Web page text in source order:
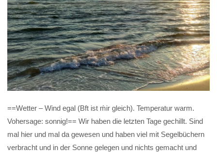
==Wetter – Wind egal (Bft ist ḿir gleich). Temperatur warm.
Vohersage: sonnig!== Wir haben die letzten Tage gechillt. Sind
mal hier und mal da gewesen und haben viel mit Segelbüchern
verbracht und in der Sonne gelegen und nichts gemacht und